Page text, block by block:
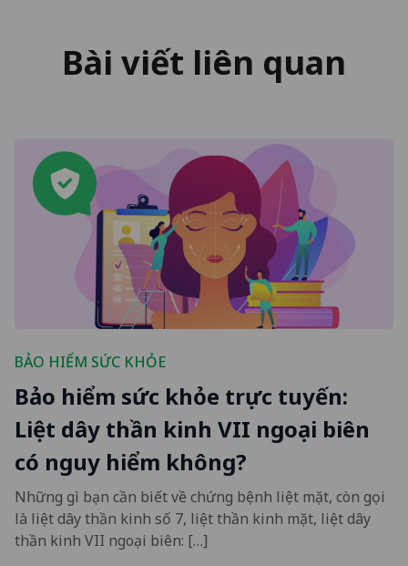
Bài viết liên quan
BẢO HIỂM SỨC KHỎE
Bảo hiểm sức khỏe trực tuyến:
Liệt dây thần kinh VII ngoại biên
có nguy hiểm không?
Những gì bạn cần biết về chứng bệnh liệt mặt, còn gọi
là liệt dây thần kinh số 7, liệt thần kinh mặt, liệt dây
thần kinh VII ngoại biên: […]